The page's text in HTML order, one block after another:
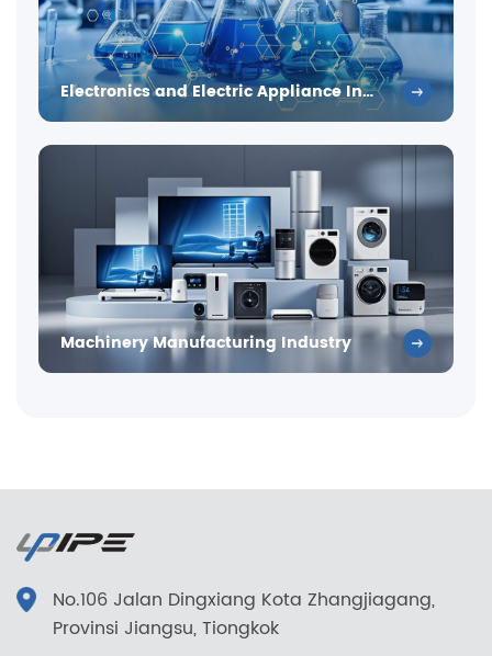
Electronics and Electric Appliance Industry
Machinery Manufacturing Industry
No.106 Jalan Dingxiang Kota Zhangjiagang,
Provinsi Jiangsu, Tiongkok